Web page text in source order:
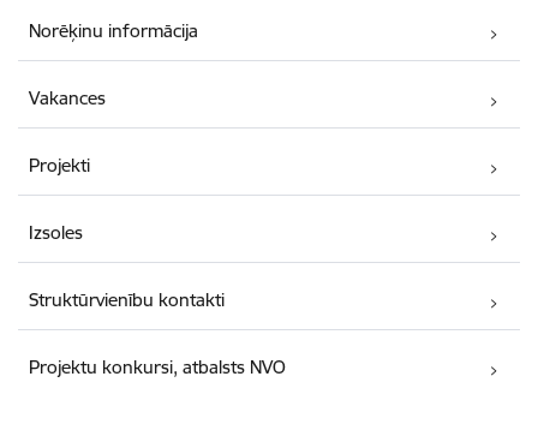
Norēķinu informācija
Vakances
Projekti
Izsoles
Struktūrvienību kontakti
Projektu konkursi, atbalsts NVO